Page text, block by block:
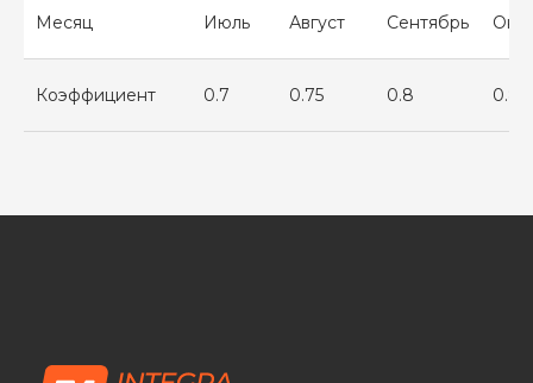
Месяц Июль Август Сентябрь
Коэффициент 0.7 0.75 0.8 0.85